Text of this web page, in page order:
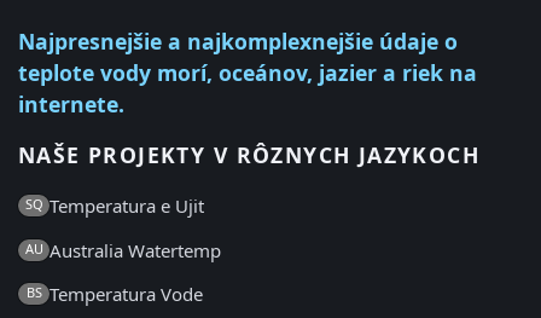
Najpresnejšie a najkomplexnejšie údaje o
teplote vody morí, oceánov, jazier a riek na
internete.
NAŠE PROJEKTY V RÔZNYCH JAZYKOCH
SQ Temperatura e Ujit
AU Australia Watertemp
BS Temperatura Vode